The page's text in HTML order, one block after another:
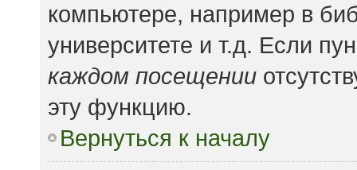
компьютере, например в
университете и т.д. Если
каждом посещении
эту функцию.
Вернуться к началу